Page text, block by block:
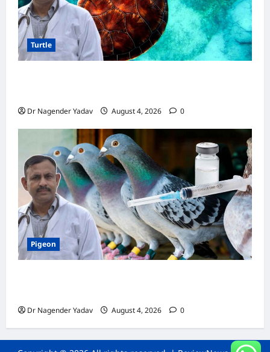
Turtle
Dr Nagender Yadav August 4, 2026 0
Pigeon
Dr Nagender Yadav August 4, 2026 0